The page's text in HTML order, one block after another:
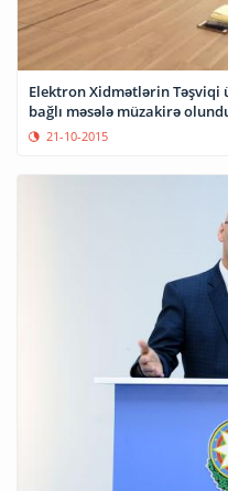
Elektron Xidmətlərin Təşviqi
bağlı məsələ müzakirə
21-10-2015